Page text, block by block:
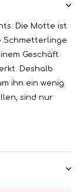
Die Motte ist
Schmetterlinge
Geschäft
Deshalb
ihn ein wenig
sind nur